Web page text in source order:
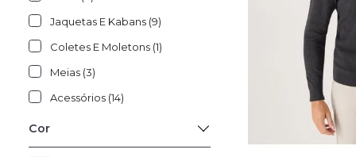
Jaquetas E Kabans (9)
Coletes E Moletons (1)
Meias (3)
Acessórios (14)
Cor